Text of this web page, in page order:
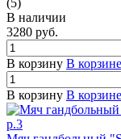
В наличии
3280 руб.
В корзину В корзине
В корзину В корзине